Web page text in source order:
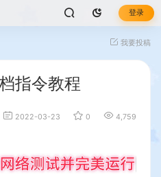
登录
我要投稿
指令教程
2022-03-23 0 4,759